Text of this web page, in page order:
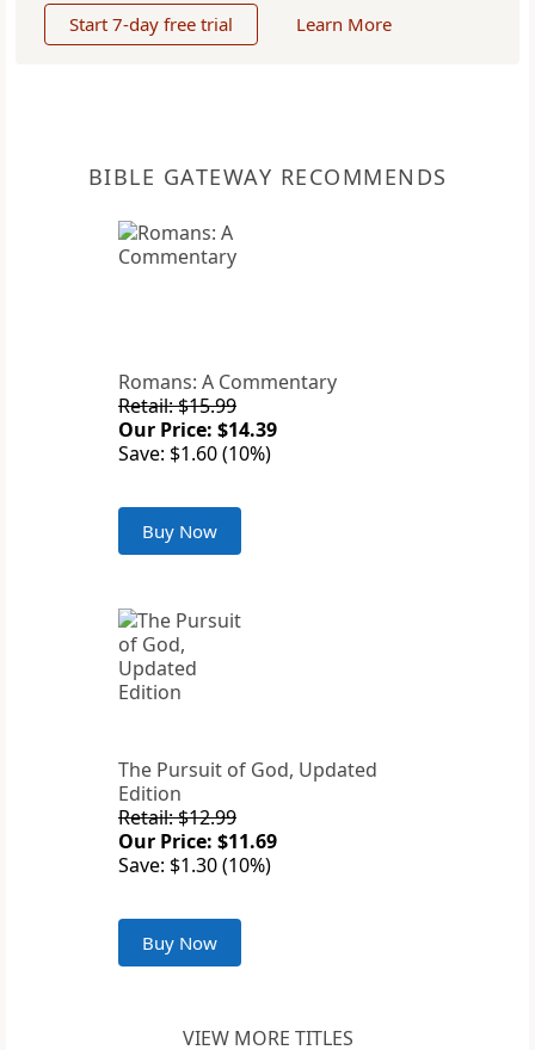
Start 7-day free trial Learn More
BIBLE GATEWAY RECOMMENDS
Romans: A Commentary
Retail: $15.99
Our Price: $14.39
Save: $1.60 (10%)
Buy Now
The Pursuit of God, Updated
Edition
Retail: $12.99
Our Price: $11.69
Save: $1.30 (10%)
Buy Now
VIEW MORE TITLES